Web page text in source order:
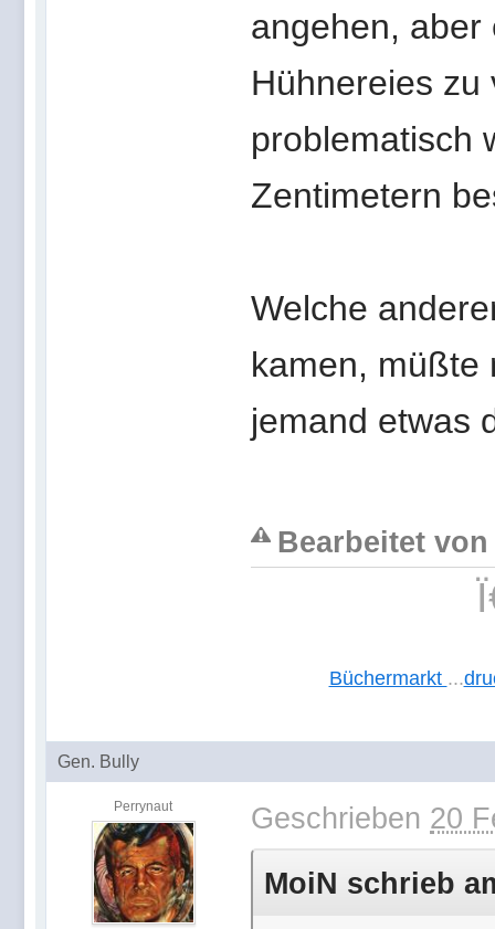
angehen,
Hühnereies zu
problematisch
Zentimetern
Welche
kamen, müßte
jemand etwas
Bearbeitet von
Büchermarkt ...
Gen. Bully
Perrynaut Geschrieben 20
MoiN schrieb